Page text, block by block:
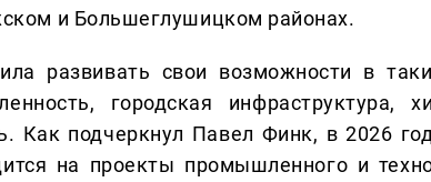
и Большеглушицком районах.
развивать свои возможности в
городская инфраструктура,
Как подчеркнул Павел Финк, в 2026
на проекты промышленного и